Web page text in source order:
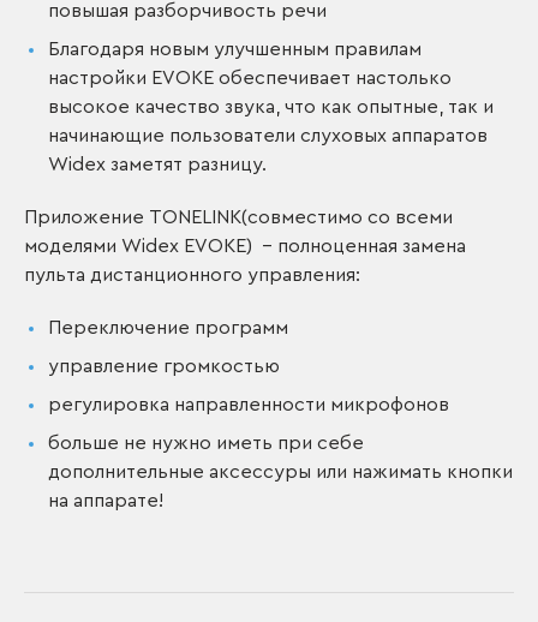
повышая разборчивость речи
Благодаря новым улучшенным правилам
настройки EVOKE обеспечивает настолько
высокое качество звука, что как опытные, так и
начинающие пользователи слуховых аппаратов
Widex заметят разницу.
Приложение TONELINK(совместимо со всеми
моделями Widex EVOKE) - полноценная замена
пульта дистанционного управления:
Переключение программ
управление громкостью
регулировка направленности микрофонов
больше не нужно иметь при себе
дополнительные аксессуры или нажимать кнопки
на аппарате!